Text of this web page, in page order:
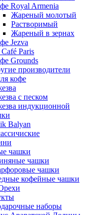
Royal Armenia
Жареный молотый
Растворимый
Жареный в зернах
Jezva
Paris
Grounds
производители
кофе
с песком
индукционной
Balyan
чашки
чашки
чашки
кофейные чашки
наборы